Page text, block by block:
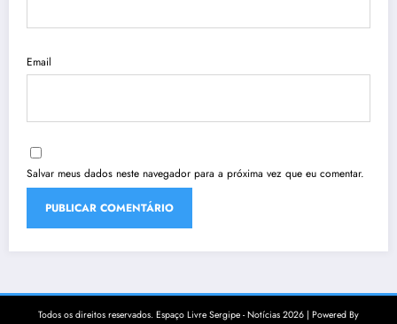
Email
Salvar meus dados neste navegador para a próxima vez que eu comentar.
Todos os direitos reservados. Espaço Livre Sergipe - Notícias 2026 | Powered By